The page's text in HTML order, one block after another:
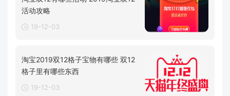
活动攻略
19-12-03
淘宝2019双12格子宝物有哪些 双12
格子里有哪些东西
19-12-03